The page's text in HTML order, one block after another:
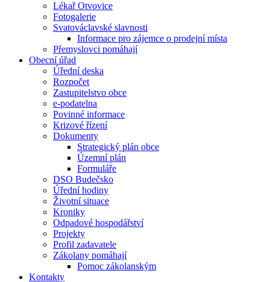
Lékař Otvovice
Fotogalerie
Svatováclavské slavnosti
Informace pro zájemce o prodejní místa
Přemyslovci pomáhají
Obecní úřad
Úřední deska
Rozpočet
Zastupitelstvo obce
e-podatelna
Povinné informace
Krizové řízení
Dokumenty
Strategický plán obce
Územní plán
Formuláře
DSO Budečsko
Úřední hodiny
Životní situace
Kroniky
Odpadové hospodářství
Projekty
Profil zadavatele
Zákolany pomáhají
Pomoc zákolanským
Kontakty